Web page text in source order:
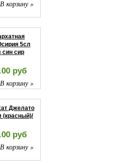
В корзину »
5сл
син сир
руб
В корзину »
Джелато
(красный)/
руб
В корзину »